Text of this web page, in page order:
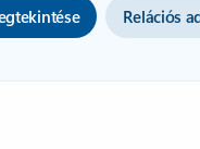
Relációs